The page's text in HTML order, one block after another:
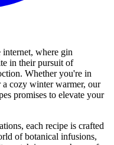
where gin
in their pursuit of
Whether you're in
a cozy winter warmer, our
promises to elevate your
each recipe is crafted
of botanical infusions,